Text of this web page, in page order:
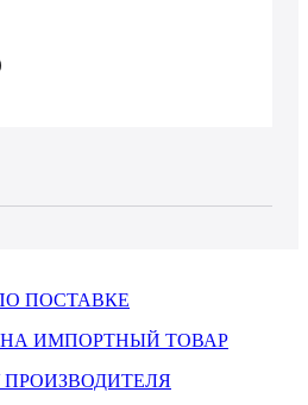
ПОСТАВКЕ
НА ИМПОРТНЫЙ ТОВАР